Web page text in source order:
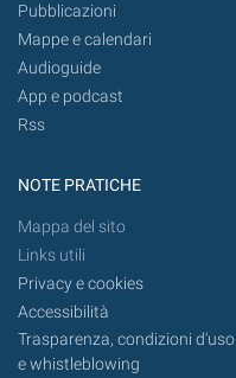
Pubblicazioni
Mappe e calendari
Audioguide
App e podcast
Rss
NOTE PRATICHE
Mappa del sito
Links utili
Privacy e cookies
Accessibilità
Trasparenza, condizioni d'uso
e whistleblowing